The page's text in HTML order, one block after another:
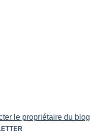
le propriétaire du blog